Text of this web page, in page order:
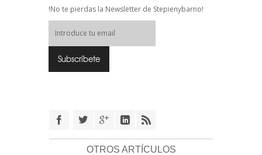
!No te pierdas la Newsletter de Stepienybarno!
OTROS ARTÍCULOS